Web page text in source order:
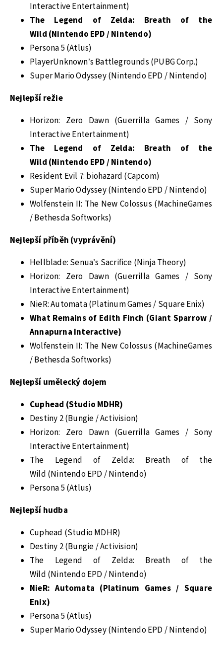
Interactive Entertainment)
The Legend of Zelda: Breath of the
Wild (Nintendo EPD / Nintendo)
Persona 5 (Atlus)
PlayerUnknown’s Battlegrounds (PUBG Corp.)
Super Mario Odyssey (Nintendo EPD / Nintendo)
Nejlepší režie
Horizon: Zero Dawn (Guerrilla Games / Sony
Interactive Entertainment)
The Legend of Zelda: Breath of the
Wild (Nintendo EPD / Nintendo)
Resident Evil 7: biohazard (Capcom)
Super Mario Odyssey (Nintendo EPD / Nintendo)
Wolfenstein II: The New Colossus (MachineGames
/ Bethesda Softworks)
Nejlepší příběh (vyprávění)
Hellblade: Senua’s Sacrifice (Ninja Theory)
Horizon: Zero Dawn (Guerrilla Games / Sony
Interactive Entertainment)
NieR: Automata (Platinum Games / Square Enix)
What Remains of Edith Finch (Giant Sparrow /
Annapurna Interactive)
Wolfenstein II: The New Colossus (MachineGames
/ Bethesda Softworks)
Nejlepší umělecký dojem
Cuphead (Studio MDHR)
Destiny 2 (Bungie / Activision)
Horizon: Zero Dawn (Guerrilla Games / Sony
Interactive Entertainment)
The Legend of Zelda: Breath of the
Wild (Nintendo EPD / Nintendo)
Persona 5 (Atlus)
Nejlepší hudba
Cuphead (Studio MDHR)
Destiny 2 (Bungie / Activision)
The Legend of Zelda: Breath of the
Wild (Nintendo EPD / Nintendo)
NieR: Automata (Platinum Games / Square
Enix)
Persona 5 (Atlus)
Super Mario Odyssey (Nintendo EPD / Nintendo)